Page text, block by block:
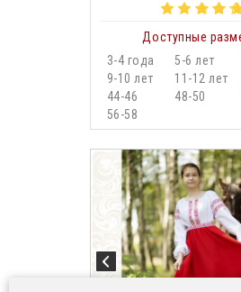
Доступные
3-4 года
5-6 лет
9-10 лет
11-12 лет
44-46
48-50
56-58